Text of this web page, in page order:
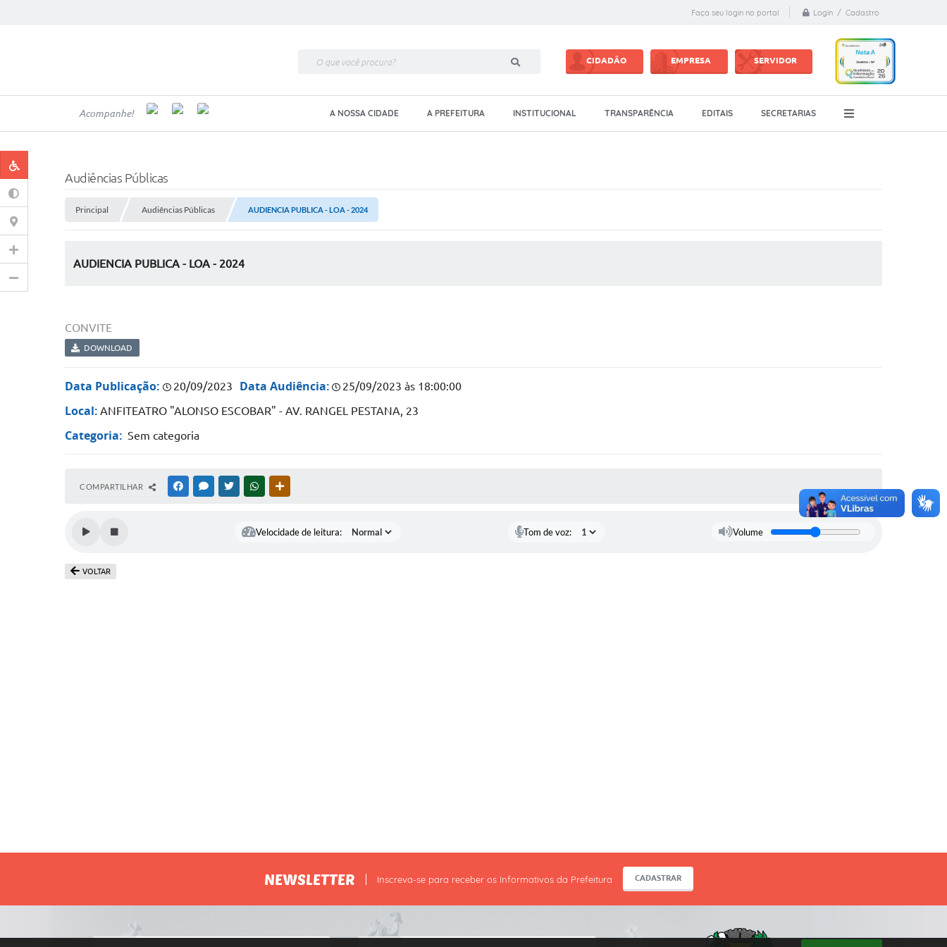
Faça seu login no portal Login / Cadastro
CIDADÃO EMPRESA SERVIDOR
Acompanhe! A NOSSA CIDADE A PREFEITURA INSTITUCIONAL TRANSPARÊNCIA EDITAIS SECRETARIAS
Audiências Públicas
Principal Audiências Públicas AUDIENCIA PUBLICA - LOA - 2024
AUDIENCIA PUBLICA - LOA - 2024
CONVITE
DOWNLOAD
Data Publicação: 20/09/2023 Data Audiência: 25/09/2023 às 18:00:00
Local: ANFITEATRO "ALONSO ESCOBAR" - AV. RANGEL PESTANA, 23
Categoria: Sem categoria
COMPARTILHAR FACEBOOKMESSENGER
TWITTERWHATSAPP
Velocidade de leitura: Tom de voz: Volume
VOLTAR
NEWSLETTER Inscreva-se para receber os Informativos da Prefeitura CADASTRAR